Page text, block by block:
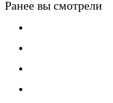
Ранее вы смотрели